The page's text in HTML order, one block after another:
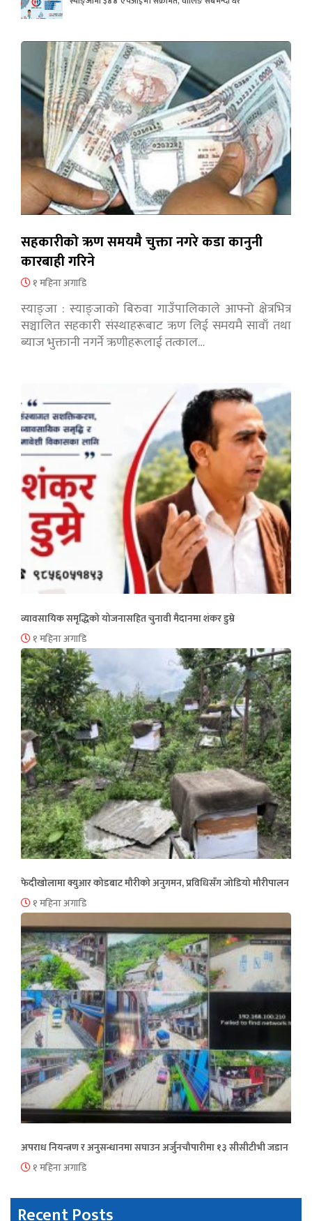
सहकारीको ऋण समयमै चुक्ता नगरे कडा कानुनी
कारबाही गरिने
१ महिना अगाडि
स्याङ्जा : स्याङ्जाको बिरुवा गाउँपालिकाले आफ्नो क्षेत्रभित्र
सञ्चालित सहकारी संस्थाहरूबाट ऋण लिई समयमै सावाँ तथा
ब्याज भुक्तानी नगर्ने ऋणीहरूलाई तत्काल…
व्यावसायिक समृद्धिको योजनासहित चुनावी मैदानमा शंकर डुम्रे
१ महिना अगाडि
फेदीखोलामा क्युआर कोडबाट मौरीको अनुगमन, प्रविधिसँग जोडियो मौरीपालन
१ महिना अगाडि
अपराध नियन्त्रण र अनुसन्धानमा सघाउन अर्जुनचौपारीमा १३ सीसीटीभी जडान
१ महिना अगाडि